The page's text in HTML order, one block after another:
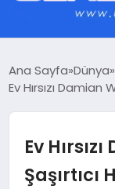
GÜNDEM
MAGAZIN
Ana Sayfa Dünya
Ev Hırsızı Damian
Ev
Şaşırtıcı